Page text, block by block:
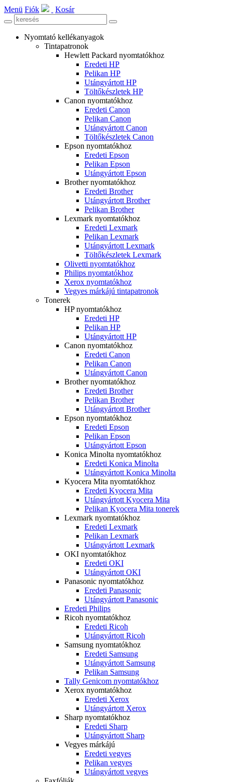
Menü Fiók Kosár
Nyomtató kellékanyagok
Tintapatronok
Hewlett Packard nyomtatókhoz
Eredeti HP
Pelikan HP
Utángyártott HP
Töltőkészletek HP
Canon nyomtatókhoz
Eredeti Canon
Pelikan Canon
Utángyártott Canon
Töltőkészletek Canon
Epson nyomtatókhoz
Eredeti Epson
Pelikan Epson
Utángyártott Epson
Brother nyomtatókhoz
Eredeti Brother
Utángyártott Brother
Pelikan Brother
Lexmark nyomtatókhoz
Eredeti Lexmark
Pelikan Lexmark
Utángyártott Lexmark
Töltőkészletek Lexmark
Olivetti nyomtatókhoz
Philips nyomtatókhoz
Xerox nyomtatókhoz
Vegyes márkájú tintapatronok
Tonerek
HP nyomtatókhoz
Eredeti HP
Pelikan HP
Utángyártott HP
Canon nyomtatókhoz
Eredeti Canon
Pelikan Canon
Utángyártott Canon
Brother nyomtatókhoz
Eredeti Brother
Pelikan Brother
Utángyártott Brother
Epson nyomtatókhoz
Eredeti Epson
Pelikan Epson
Utángyártott Epson
Konica Minolta nyomtatókhoz
Eredeti Konica Minolta
Utángyártott Konica Minolta
Kyocera Mita nyomtatókhoz
Eredeti Kyocera Mita
Utángyártott Kyocera Mita
Pelikan Kyocera Mita tonerek
Lexmark nyomtatókhoz
Eredeti Lexmark
Pelikan Lexmark
Utángyártott Lexmark
OKI nyomtatókhoz
Eredeti OKI
Utángyártott OKI
Panasonic nyomtatókhoz
Eredeti Panasonic
Utángyártott Panasonic
Eredeti Philips
Ricoh nyomtatókhoz
Eredeti Ricoh
Utángyártott Ricoh
Samsung nyomtatókhoz
Eredeti Samsung
Utángyártott Samsung
Pelikan Samsung
Tally Genicom nyomtatókhoz
Xerox nyomtatókhoz
Eredeti Xerox
Utángyártott Xerox
Sharp nyomtatókhoz
Eredeti Sharp
Utángyártott Sharp
Vegyes márkájú
Eredeti vegyes
Pelikan vegyes
Utángyártott vegyes